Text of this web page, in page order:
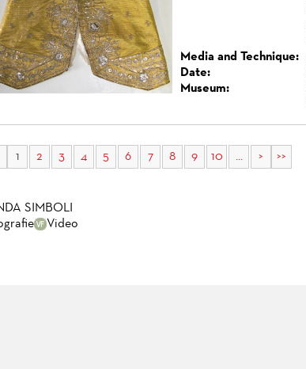
Media and Technique:
Date:
Museum:
1 2 3 4 5 6 7 8 9 10 ... > >>
SIMBOLI
Video